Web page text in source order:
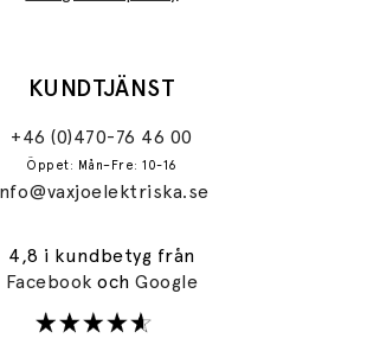
KUNDTJÄNST
+46 (0)470-76 46 00
Öppet: Mån–Fre: 10-16
4,8 i kundbetyg från
FacebookochGoogle